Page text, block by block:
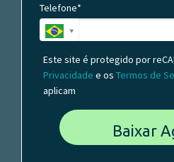
Telefone*
Este site é protegido por
Privacidade e os Termos de
aplicam
Baixar